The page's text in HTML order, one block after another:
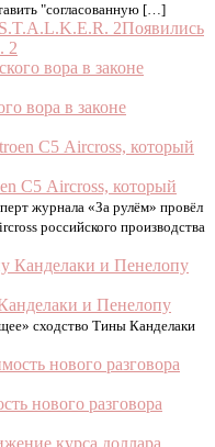
"согласованную […]
Появились
2
вора в законе
C5 Aircross, который
журнала «За рулём» провёл
российского производства
и Пенелопу
сходство Тины Канделаки
нового разговора